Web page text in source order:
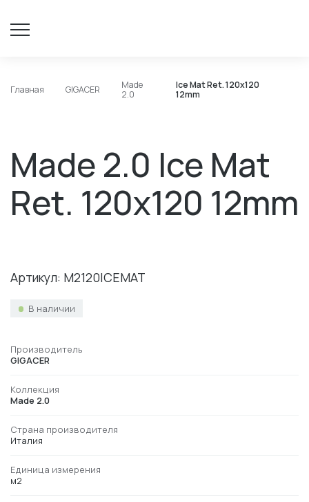
Главная GIGACER
Made
2.0
Ice Mat Ret. 120x120
12mm
Made 2.0 Ice Mat
Ret. 120x120 12mm
Артикул: M2120ICEMAT
В наличии
Производитель
GIGACER
Коллекция
Made 2.0
Страна производителя
Италия
Единица измерения
м2